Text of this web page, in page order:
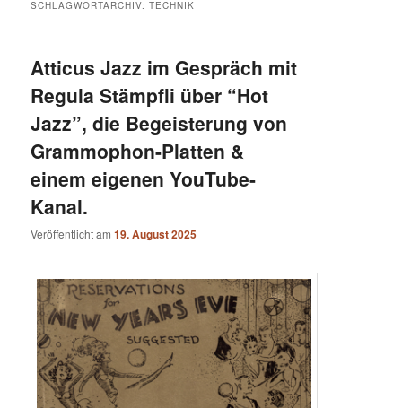
SCHLAGWORTARCHIV:TECHNIK
Atticus Jazz im Gespräch mit
Regula Stämpfli über “Hot
Jazz”, die Begeisterung von
Grammophon-Platten &
einem eigenen YouTube-
Kanal.
Veröffentlicht am19. August 2025